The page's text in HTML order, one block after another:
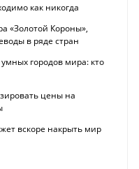
как никогда
«Золотой Короны»,
в ряде стран
городов мира: кто
цены на
вскоре накрыть мир